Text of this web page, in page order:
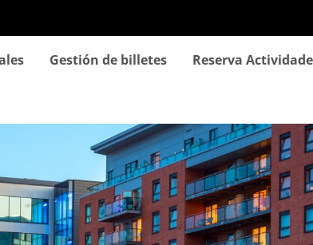
Gestión de billetes
Reserva